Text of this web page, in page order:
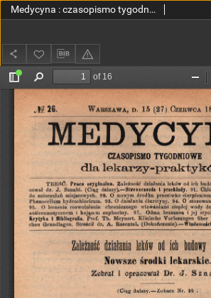
Medycyna : czasopismo tygodniowe dla lekarzy praktyków 1891, T. XIX, nr 26